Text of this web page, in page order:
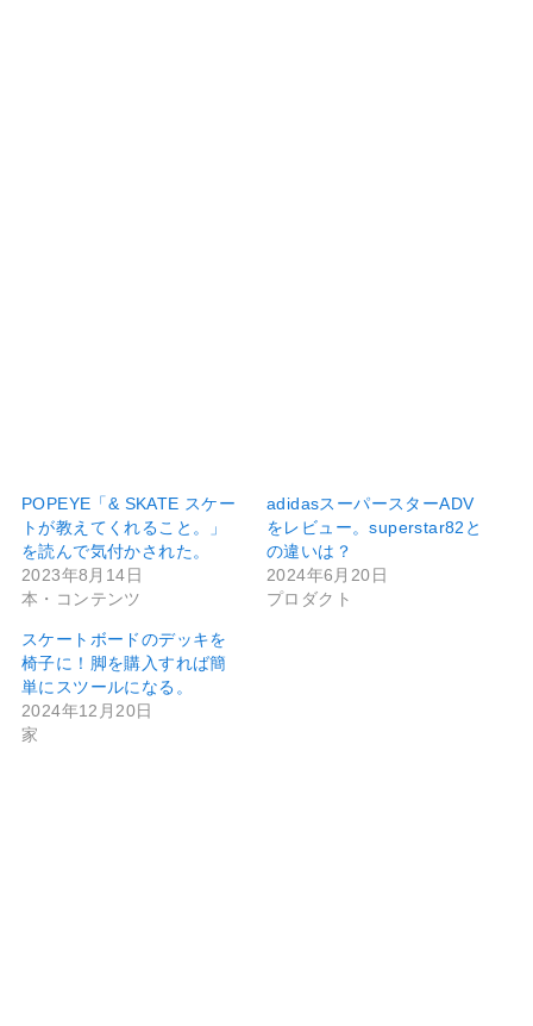
POPEYE「& SKATE スケー
トが教えてくれること。」
を読んで気付かされた。
2023年8月14日
本・コンテンツ
adidasスーパースターADV
をレビュー。superstar82と
の違いは？
2024年6月20日
プロダクト
スケートボードのデッキを
椅子に！脚を購入すれば簡
単にスツールになる。
2024年12月20日
家